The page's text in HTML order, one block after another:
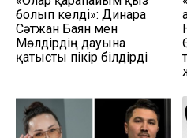
болып келді»: Динара
Сәтжан Баян мен
Мөлдірдің дауына
қатысты пікір білдірді